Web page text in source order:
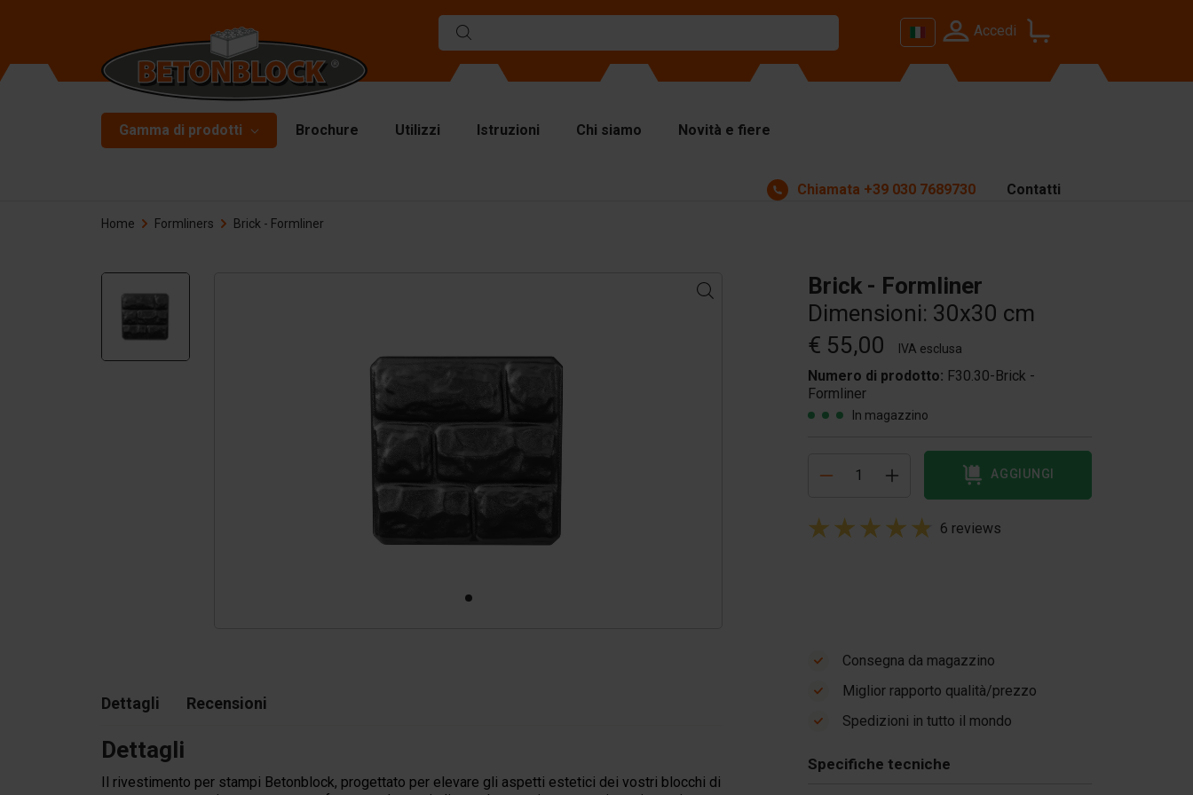
Accedi
Gamma di prodotti
Pacchetto iniziale
Formliners
Barriere
Lastre per pavimentazione
Brochure Utilizzi Istruzioni Chi siamo Novità e fiere
Chiamata +39 030 7689730 Contatti
Home Formliners Brick - Formliner
Brick - Formliner
Dimensioni: 30x30 cm
€ 55,00
IVA esclusa
Numero di prodotto: F30.30-Brick -
Formliner
In magazzino
AGGIUNGI
6 reviews
Dettagli Recensioni
Dettagli
Il rivestimento per stampi Betonblock, progettato per elevare gli aspetti estetici dei vostri blocchi di
Consegna da magazzino
Miglior rapporto qualità/prezzo
Spedizioni in tutto il mondo
Specifiche tecniche